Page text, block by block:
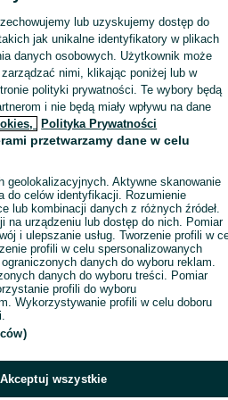
Wyświetlenia:
lub uzyskujemy dostęp do
jak unikalne identyfikatory w plikach
danych osobowych. Użytkownik może
nimi, klikając poniżej lub w
polityki prywatności. Te wybory będą
i nie będą miały wpływu na dane
Polityka Prywatności
przetwarzamy dane w celu
geolokalizacyjnych. Aktywne skanowanie
do celów identyfikacji. Rozumienie
lub kombinacji danych z różnych źródeł.
na urządzeniu lub dostęp do nich. Pomiar
i ulepszanie usług. Tworzenie profili w
profili w celu spersonalizowanych
danych do wyboru reklam.
danych do wyboru treści. Pomiar
profili do wyboru
Wykorzystywanie profili w celu doboru
Akceptuj wszystkie